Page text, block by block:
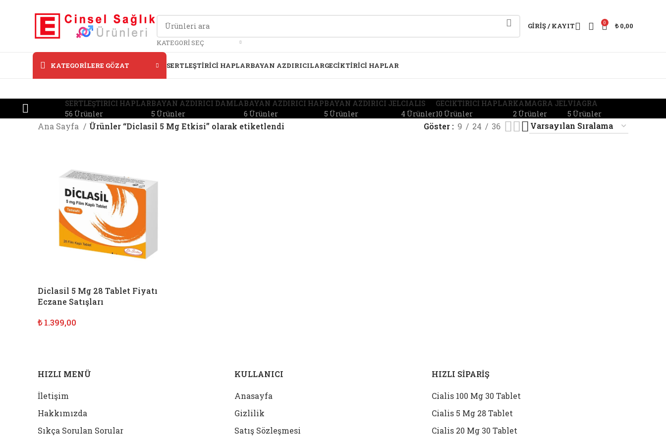
KATEGORI SEÇ
GIRIŞ / KAYIT 0 ₺0,00
KATEGORILERE GÖZAT SERTLEŞTIRICI HAPLARBAYAN AZDIRICILARGECIKTIRICI HAPLAR
SERTLEŞTIRICI HAPLAR
56 Ürünler
BAYAN AZDIRICI DAMLA
5 Ürünler
BAYAN AZDIRICI HAP
6 Ürünler
BAYAN AZDIRICI JEL
5 Ürünler
CIALIS
4 Ürünler
GECIKTIRICI HAPLAR
10 Ürünler
KAMAGRA JEL
2 Ürünler
VIAGRA
5 Ürünler
Ana Sayfa Ürünler “Diclasil 5 Mg Etkisi” olarak etiketlendi Göster 9 24 36
Diclasil 5 Mg 28 Tablet Fiyatı
Eczane Satışları
₺1.399,00
HIZLI MENÜ
İletişim
Hakkımızda
Sıkça Sorulan Sorular
KULLANICI
Anasayfa
Gizlilik
Satış Sözleşmesi
HIZLI SİPARİŞ
Cialis 100 Mg 30 Tablet
Cialis 5 Mg 28 Tablet
Cialis 20 Mg 30 Tablet